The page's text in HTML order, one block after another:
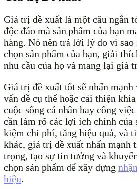
Giá trị đề xuất là một câu ngắn
độc đáo mà sản phẩm của bạn
hàng. Nó nên trả lời lý do vì sao
chọn sản phẩm của bạn, giải
nhu cầu của họ và mang lại giá
Giá trị đề xuất tốt sẽ nhấn
vấn đề cụ thể hoặc cải thiện
cuộc sống cá nhân hay công
cần làm rõ các lợi ích chính của
kiệm chi phí, tăng hiệu quả, và
khác, giá trị đề xuất nhấn mạnh
trọng, tạo sự tin tưởng và
chọn sản phẩm để xây dựng
hiệu.